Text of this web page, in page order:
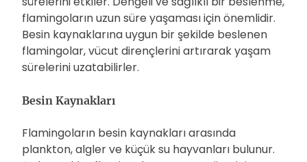
flamingoların uzun süre yaşaması için önemlidir.
Besin kaynaklarına uygun bir şekilde beslenen
flamingolar, vücut dirençlerini artırarak yaşam
sürelerini uzatabilirler.
Besin Kaynakları
Flamingoların besin kaynakları arasında
plankton, algler ve küçük su hayvanları bulunur.